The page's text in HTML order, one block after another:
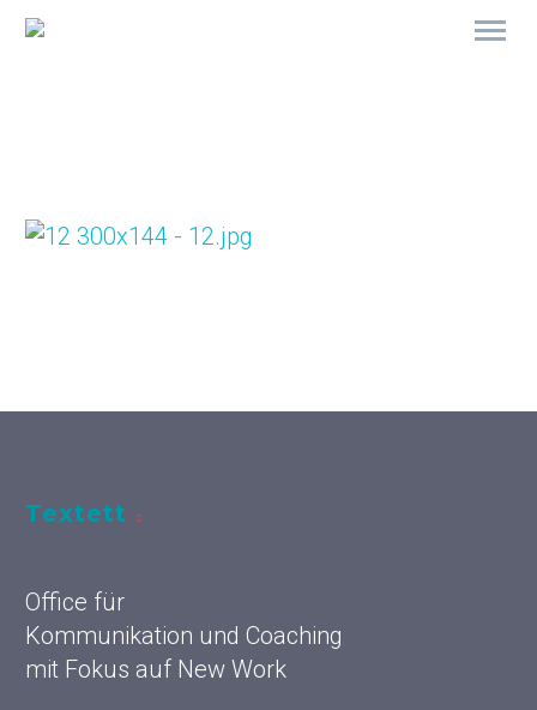
Textett
Office für
Kommunikation und Coaching
mit Fokus auf New Work